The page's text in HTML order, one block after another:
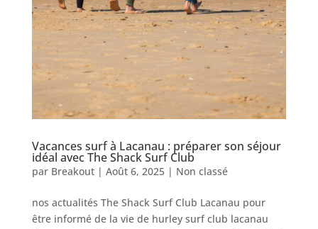
Vacances surf à Lacanau : préparer son séjour
idéal avec The Shack Surf Club
par Breakout| Août 6, 2025| Non classé
nos actualités The Shack Surf Club Lacanau pour
être informé de la vie de hurley surf club lacanau